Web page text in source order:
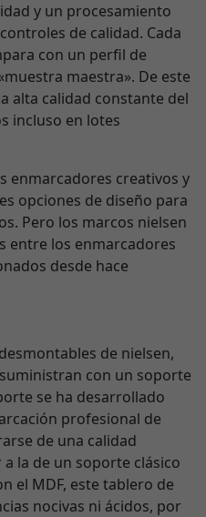
y un procesamiento
de calidad. Cada
con un perfil de
maestra». De este
alta calidad constante del
incluso en lotes
enmarcadores creativos y
opciones de diseño para
Pero los marcos nielsen
entre los enmarcadores
desde hace
de nielsen,
con un soporte
se ha desarrollado
profesional de
de una calidad
la de un soporte clásico
el MDF, este tablero de
nocivas ni ácidos, por